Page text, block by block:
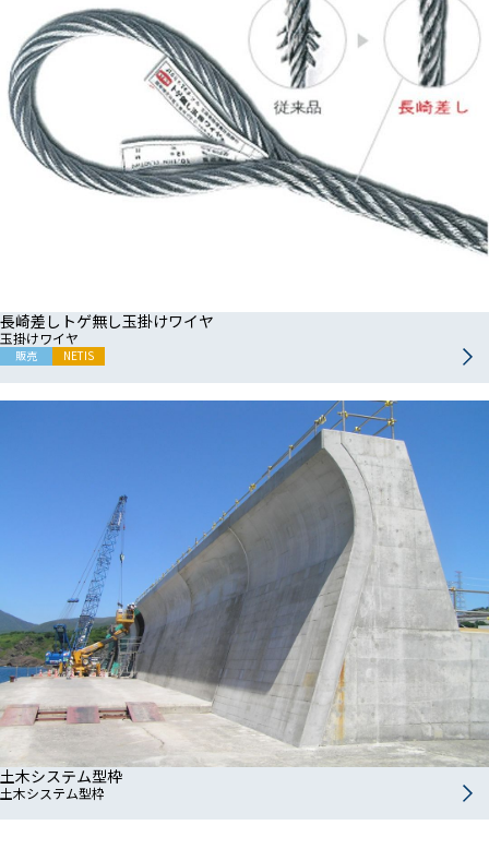
長崎差しトゲ無し玉掛けワイヤ
玉掛けワイヤ
販売 NETIS
土木システム型枠
土木システム型枠